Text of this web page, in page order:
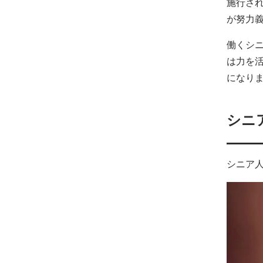
施行さ
が努力
働くシ
は力を
になり
シニ
シニア